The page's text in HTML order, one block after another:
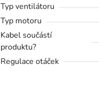
Typ ventilátoru
Typ motoru
Kabel součástí
produktu?
Regulace otáček